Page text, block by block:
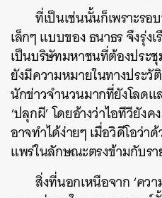
ที่เป็นเช่นนั้นก็เพราะรอ
เล็กๆ แบบของ ธนาธร จึงรุ่ง
เป็นบริษัทมหาชนที่ต้องประ
ยังมีความหมายในทางประ
นักข่าวจำนวนมากที่ยังโลด
‘ปลุกผี’ โดยอ้างว่าไอทีวียัง
อาจทำได้ง่ายๆ เมื่อวิดีโอว่
แพร่ในลักษณะตรงข้ามกับรา
สิ่งที่นอกเหนือจาก ‘คว